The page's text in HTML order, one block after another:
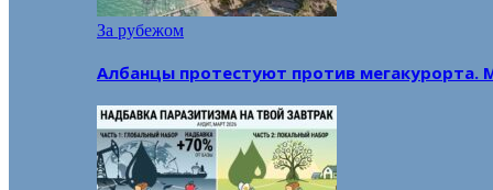
За рубежом
Албанцы протестуют против мегакурорта.